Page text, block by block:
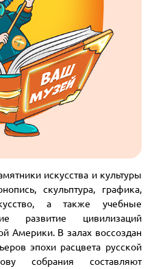
искусства и культуры
скульптура, графика,
а также учебные
развитие цивилизаций
Америки. В залах воссоздан
эпохи расцвета русской
собрания составляют